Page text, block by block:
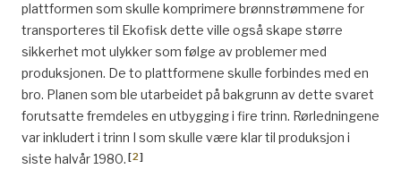
plattformen som skulle komprimere brønnstrømmene for
transporteres til Ekofisk dette ville også skape større
sikkerhet mot ulykker som følge av problemer med
produksjonen. De to plattformene skulle forbindes med en
bro. Planen som ble utarbeidet på bakgrunn av dette svaret
forutsatte fremdeles en utbygging i fire trinn. Rørledningene
var inkludert i trinn I som skulle være klar til produksjon i
siste halvår 1980. [2]